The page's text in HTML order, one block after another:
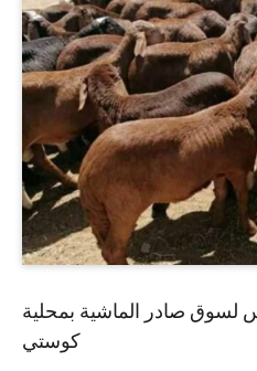
صادر الماشية بمحلية
كوستي